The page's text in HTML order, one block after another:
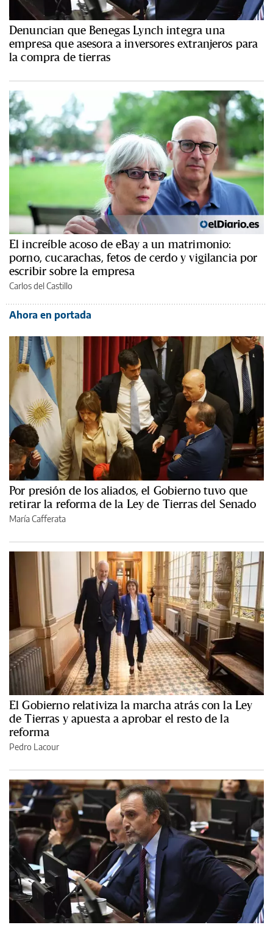
Denuncian que Benegas Lynch integra una
empresa que asesora a inversores extranjeros para
la compra de tierras
El increíble acoso de eBay a un matrimonio:
porno, cucarachas, fetos de cerdo y vigilancia por
escribir sobre la empresa
Carlos del Castillo
Ahora en portada
Por presión de los aliados, el Gobierno tuvo que
retirar la reforma de la Ley de Tierras del Senado
María Cafferata
El Gobierno relativiza la marcha atrás con la Ley
de Tierras y apuesta a aprobar el resto de la
reforma
Pedro Lacour